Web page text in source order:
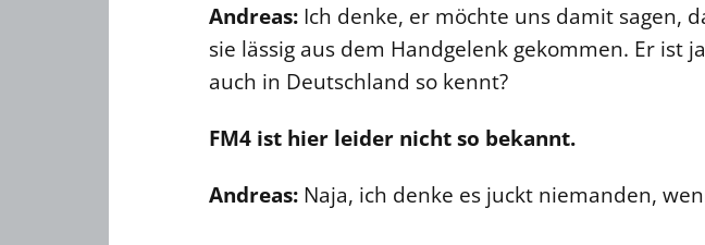
Andreas: Ich denke, er möchte uns damit sagen,
sie lässig aus dem Handgelenk gekommen. Er ist
auch in Deutschland so kennt?
FM4 ist hier leider nicht so bekannt.
Andreas: Naja, ich denke es juckt niemanden,